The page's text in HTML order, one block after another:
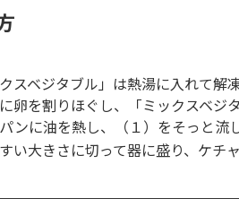
クスベジタブル」は熱湯に入れて解
卵を割りほぐし、「ミックスベジ
ンに油を熱し、（１）をそっと流
い大きさに切って器に盛り、ケチ